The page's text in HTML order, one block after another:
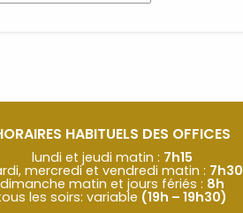
HABITUELS DES OFFICES
lundi et jeudi matin : 7h15
mercredi et vendredi matin : 7h30
dimanche matin et jours fériés : 8h
les soirs: variable (19h – 19h30)